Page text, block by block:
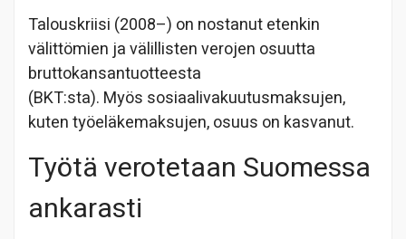
Talouskriisi (2008–) on nostanut etenkin
välittömien ja välillisten verojen osuutta
bruttokansantuotteesta
(BKT:sta). Myös sosiaalivakuutusmaksujen,
kuten työeläkemaksujen, osuus on kasvanut.
Työtä verotetaan Suomessa
ankarasti